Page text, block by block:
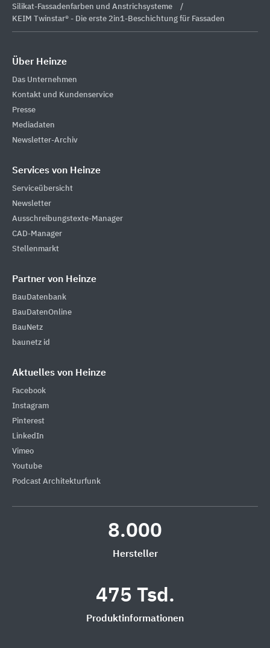
Silikat-Fassadenfarben und Anstrichsysteme
KEIM Twinstar® - Die erste 2in1-Beschichtung für Fassaden
Über Heinze
Das Unternehmen
Kontakt und Kundenservice
Presse
Mediadaten
Newsletter-Archiv
Services von Heinze
Serviceübersicht
Newsletter
Ausschreibungstexte-Manager
CAD-Manager
Stellenmarkt
Partner von Heinze
BauDatenbank
BauDatenOnline
BauNetz
baunetz id
Aktuelles von Heinze
Facebook
Instagram
Pinterest
LinkedIn
Vimeo
Youtube
Podcast Architekturfunk
8.000
Hersteller
475 Tsd.
Produktinformationen